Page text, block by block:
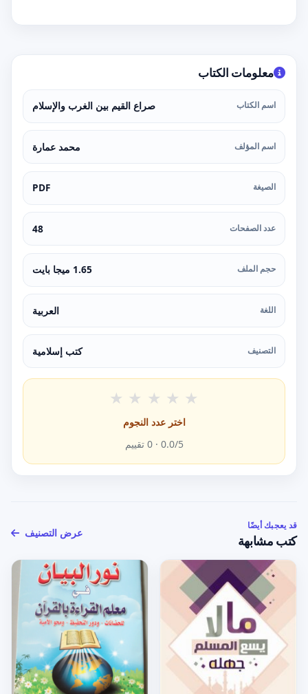
معلومات الكتاب
اسم الكتاب صراع القيم بين الغرب والإسلام
اسم المؤلف محمد عمارة
الصيغة PDF
عدد الصفحات 48
حجم الملف 1.65 ميجا بايت
اللغة العربية
التصنيف كتب إسلامية
★ ★ ★ ★ ★
اختر عدد النجوم
0.0/5 ·
0 تقييم
قد يعجبك أيضًا
كتب مشابهة
عرض التصنيف